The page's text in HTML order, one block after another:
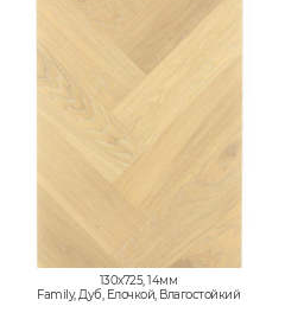
130x725, 14мм
Family, Дуб, Елочкой, Влагостойкий